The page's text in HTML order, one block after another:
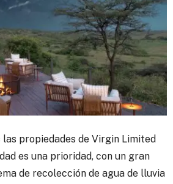
propiedades de Virgin Limited
es una prioridad, con un gran
de recolección de agua de lluvia